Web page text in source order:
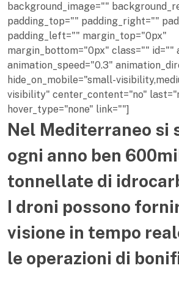
background_image=""
padding_top="" padding_right=""
padding_left="" margin_top="0px"
margin_bottom="0px" class="" id=""
animation_speed="0.3"
hide_on_mobile="small-
visibility" center_content="no"
hover_type="none" link=""]
Nel Mediterraneo si
ogni anno ben
tonnellate di
I droni possono
visione in tempo
le operazioni di